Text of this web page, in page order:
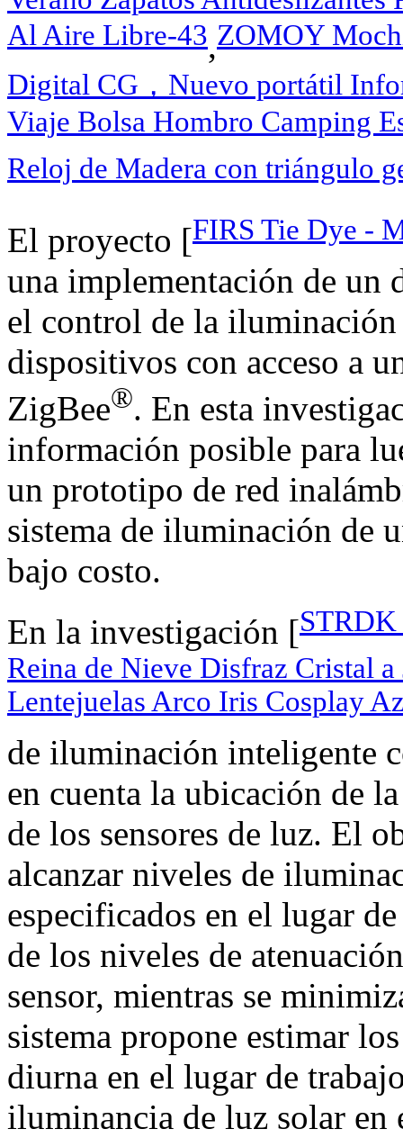
Al Aire Libre-43,ZOMOY
Digital CG，Nuevo portátil
Viaje Bolsa Hombro Camping
Reloj de Madera con triángulo
El proyecto [FIRS Tie Dye -
una implementación de un
el control de la
dispositivos con acceso a
ZigBee®. En esta
información posible para
un prototipo de red
sistema de iluminación de
bajo costo.
En la investigación [STRDK
Reina de Nieve Disfraz Cristal
Lentejuelas Arco Iris Cosplay
de iluminación inteligente
en cuenta la ubicación de
de los sensores de luz. El
alcanzar niveles de
especificados en el lugar
de los niveles de
sensor, mientras se
sistema propone estimar
diurna en el lugar de
iluminancia de luz solar en